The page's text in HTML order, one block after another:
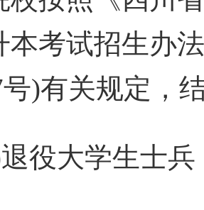
本考试招生办
号)有关规定，
大学生士兵